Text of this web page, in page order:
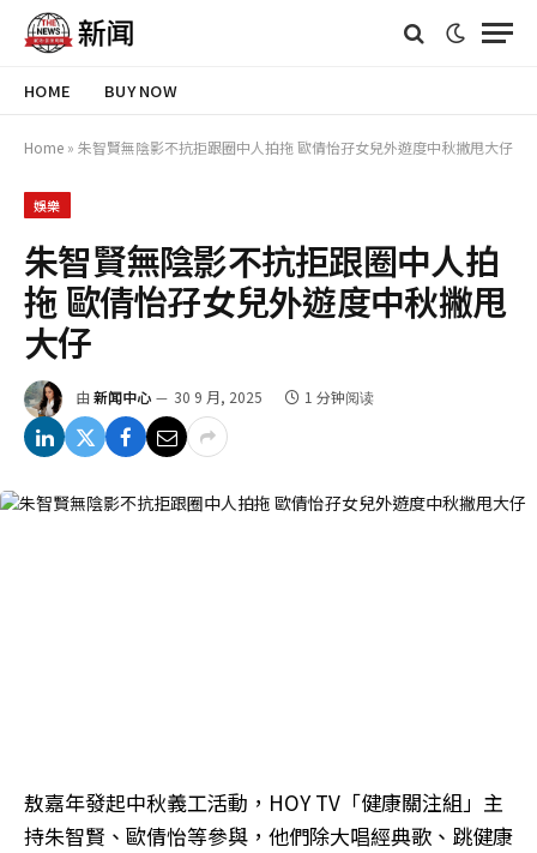
HOME BUY NOW
Home » 朱智賢無陰影不抗拒跟圈中人拍拖 歐倩怡孖女兒外遊度中秋撇甩大仔
娛樂
朱智賢無陰影不抗拒跟圈中人拍
拖 歐倩怡孖女兒外遊度中秋撇甩
大仔
由 新闻中心 30 9 月, 2025 1 分钟阅读
敖嘉年發起中秋義工活動，HOY TV「健康關注組」主
持朱智賢、歐倩怡等參與，他們除大唱經典歌、跳健康